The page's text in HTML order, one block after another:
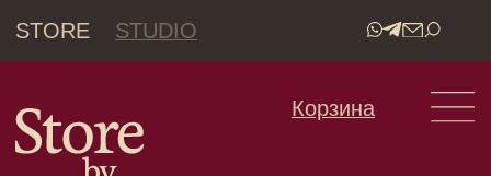
STORE STUDIO
•